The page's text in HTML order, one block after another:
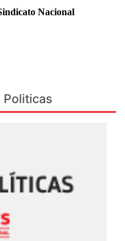
Nacional
Politicas